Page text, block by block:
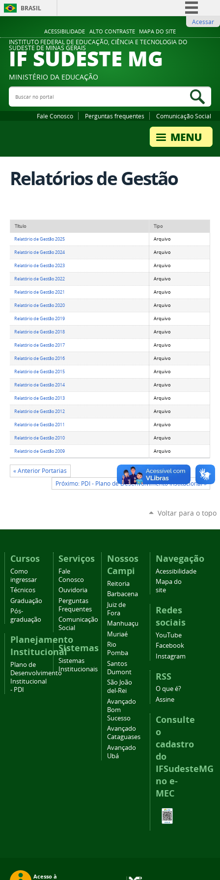
ACESSIBILIDADE ALTO CONTRASTE MAPA DO SITE
BRASIL
Comunica BR
Participe
Legislação
Acessar
INSTITUTO FEDERAL DE EDUCAÇÃO, CIÊNCIA E TECNOLOGIA DO
SUDESTE DE MINAS GERAIS
IF SUDESTE MG
MINISTÉRIO DA EDUCAÇÃO
Buscar no portal
Fale Conosco Perguntas frequentes Comunicação Social
Relatórios de Gestão
Título Tipo
Relatório de Gestão 2025 Arquivo
Relatório de Gestão 2024 Arquivo
Relatório de Gestão 2023 Arquivo
Relatório de Gestão 2022 Arquivo
Relatório de Gestão 2021 Arquivo
Relatório de Gestão 2020 Arquivo
Relatório de Gestão 2019 Arquivo
Relatório de Gestão 2018 Arquivo
Relatório de Gestão 2017 Arquivo
Relatório de Gestão 2016 Arquivo
Relatório de Gestão 2015 Arquivo
Relatório de Gestão 2014 Arquivo
Relatório de Gestão 2013 Arquivo
Relatório de Gestão 2012 Arquivo
Relatório de Gestão 2011 Arquivo
Relatório de Gestão 2010 Arquivo
Relatório de Gestão 2009 Arquivo
« Anterior Portarias
Próximo: PDI - Plano de Desenvolvimento Institucional »
Voltar para o topo
Cursos
Como
ingressar
Técnicos
Graduação
Pós-
graduação
Planejamento
Institucional
Plano de
Desenvolvimento
Institucional
- PDI
Serviços
Fale
Conosco
Ouvidoria
Perguntas
Frequentes
Comunicação
Social
Sistemas
Sistemas
Institucionais
Nossos
Campi
Reitoria
Barbacena
Juiz de
Fora
Manhuaçu
Muriaé
Rio
Pomba
Santos
Dumont
São João
del-Rei
Avançado
Bom
Sucesso
Avançado
Cataguases
Avançado
Ubá
Navegação
Acessibilidade
Mapa do
site
Redes
sociais
YouTube
Facebook
Instagram
RSS
O que é?
Assine
Consulte
o
cadastro
do
IFSudesteMG
no e-
MEC